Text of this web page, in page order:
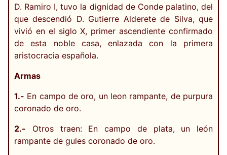
D. Ramiro I, tuvo la dignidad de Conde palatino, del
que descendió D. Gutierre Alderete de Silva, que
vivió en el siglo X, primer ascendiente confirmado
de esta noble casa, enlazada con la primera
aristocracia española.
Armas
1.- En campo de oro, un leon rampante, de purpura
coronado de oro.
2.- Otros traen: En campo de plata, un león
rampante de gules coronado de oro.